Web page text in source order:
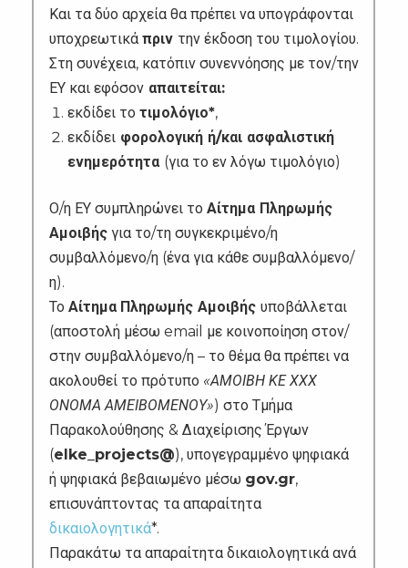
Και τα δύο αρχεία θα πρέπει να υπογράφονται
υποχρεωτικά πριν την έκδοση του τιμολογίου.
Στη συνέχεια, κατόπιν συνεννόησης με τον/την
ΕΥ και εφόσον απαιτείται:
εκδίδει το τιμολόγιο*,
εκδίδει φορολογική ή/και ασφαλιστική
ενημερότητα (για το εν λόγω τιμολόγιο)
Ο/η ΕΥ συμπληρώνει το Αίτημα Πληρωμής
Αμοιβής για το/τη συγκεκριμένο/η
συμβαλλόμενο/η (ένα για κάθε συμβαλλόμενο/
η).
Το Αίτημα Πληρωμής Αμοιβής υποβάλλεται
(αποστολή μέσω email με κοινοποίηση στον/
στην συμβαλλόμενο/η – το θέμα θα πρέπει να
ακολουθεί το πρότυπο «ΑΜΟΙΒΗ ΚΕ ΧΧΧ
ΟΝΟΜΑ ΑΜΕΙΒΟΜΕΝΟΥ») στο Τμήμα
Παρακολούθησης & Διαχείρισης Έργων
(elke_projects@), υπογεγραμμένο ψηφιακά
ή ψηφιακά βεβαιωμένο μέσω gov.gr,
επισυνάπτοντας τα απαραίτητα
δικαιολογητικά*.
Παρακάτω τα απαραίτητα δικαιολογητικά ανά